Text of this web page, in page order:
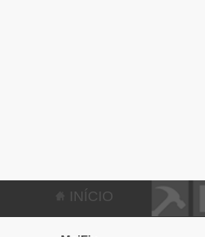
INÍCIO